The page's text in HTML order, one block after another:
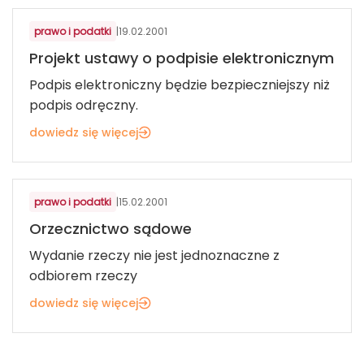
prawo i podatki |19.02.2001
Projekt ustawy o podpisie elektronicznym
Podpis elektroniczny będzie bezpieczniejszy niż
podpis odręczny.
dowiedz się więcej
prawo i podatki |15.02.2001
Orzecznictwo sądowe
Wydanie rzeczy nie jest jednoznaczne z
odbiorem rzeczy
dowiedz się więcej